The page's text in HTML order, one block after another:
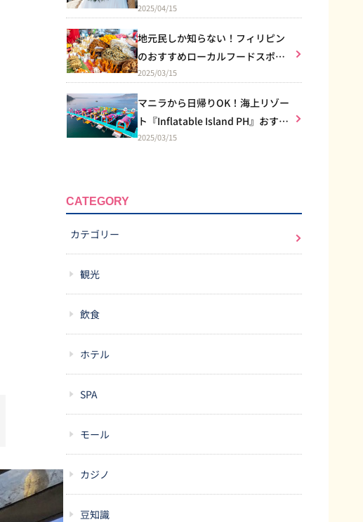
教会式のルールからリゾート婚ま
2025/04/15
地元民しか知らない！フィリピン
のおすすめローカルフードスポッ
トを紹介♪
2025/03/15
マニラから日帰りOK！海上リゾー
ト『Inflatable Island PH』おすす
め南国バカンス！
2025/03/15
CATEGORY
カテゴリー
観光
飲食
ホテル
SPA
モール
カジノ
豆知識